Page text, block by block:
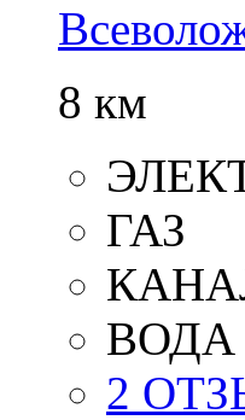
8 км
ГАЗ
ВОДА
2